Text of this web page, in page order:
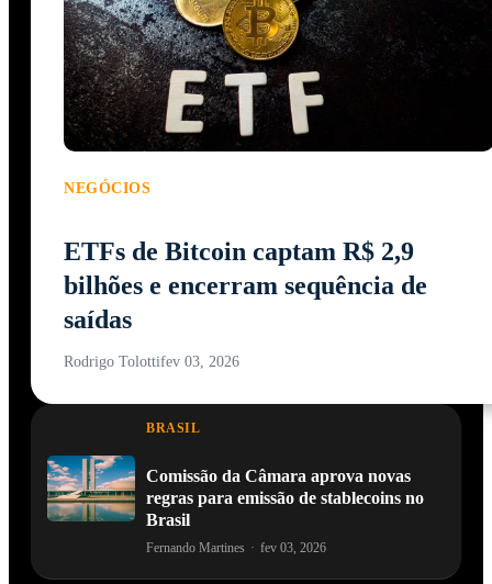
NEGÓCIOS
ETFs de Bitcoin captam R$ 2,9
bilhões e encerram sequência de
saídas
Rodrigo Tolottifev 03, 2026
BRASIL
Comissão da Câmara aprova novas
regras para emissão de stablecoins no
Brasil
Fernando Martines · fev 03, 2026